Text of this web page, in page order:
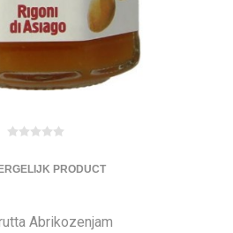
PRODUCT
Abrikozenjam